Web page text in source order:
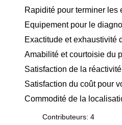
Rapidité pour terminer les
Equipement pour le
Exactitude et exhaustivité
Amabilité et courtoisie du
Satisfaction de la
Satisfaction du coût pour
Commodité de la
Contributeurs: 4